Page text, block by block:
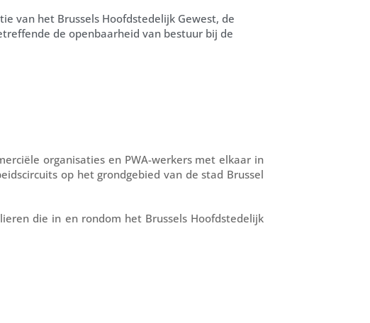
van het Brussels Hoofdstedelijk Gewest, de
de openbaarheid van bestuur bij de
organisaties en PWA-werkers met elkaar in
op het grondgebied van de stad Brussel
die in en rondom het Brussels Hoofdstedelijk